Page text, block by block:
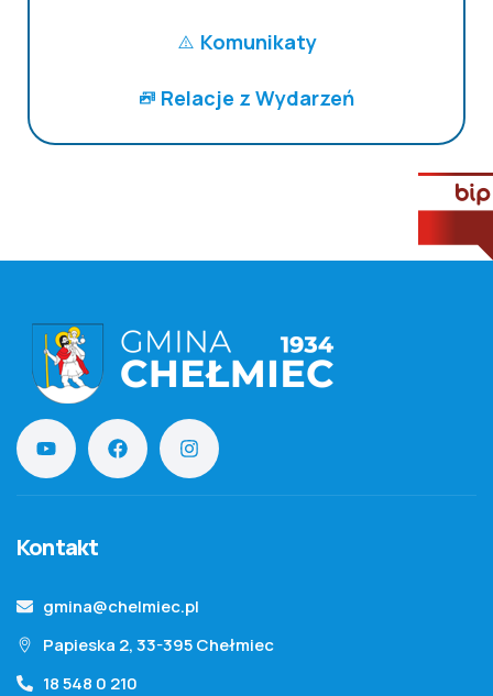
Komunikaty
Relacje z Wydarzeń
Kontakt
gmina@chelmiec.pl
Papieska 2, 33-395 Chełmiec
18 548 0 210